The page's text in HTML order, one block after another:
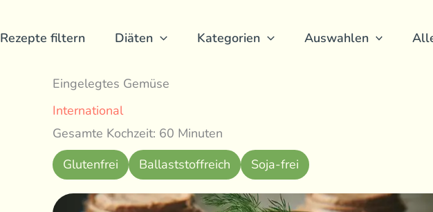
Rezepte filtern Diäten Kategorien Auswahlen
Eingelegtes Gemüse
International
Gesamte Kochzeit: 60 Minuten
Glutenfrei
Ballaststoffreich Soja-frei